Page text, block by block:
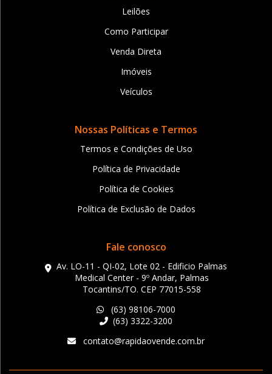
Leilões
Como Participar
Venda Direta
Imóveis
Veículos
Nossas Políticas e Termos
Termos e Condições de Uso
Política de Privacidade
Política de Cookies
Política de Exclusão de Dados
Fale conosco
Av. LO-11 - QI-02, Lote 02 - Edificio Palmas
Medical Center - 9º Andar, Palmas
Tocantins/TO. CEP 77015-558
(63) 98106-7000
(63) 3322-3200
contato@rapidaovende.com.br